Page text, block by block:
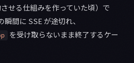
せる仕組みを作っていた頃）で
間に SSE が途切れ、
を受け取らないまま終了するケー